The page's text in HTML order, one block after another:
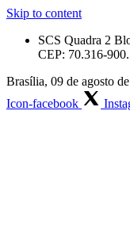
Skip to content
SCS Quadra 2
CEP: 70.316-
Brasília, 09 de agosto
Icon-facebook